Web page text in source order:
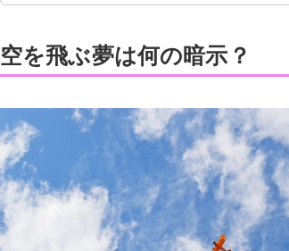
空を飛ぶ夢は何の暗示？